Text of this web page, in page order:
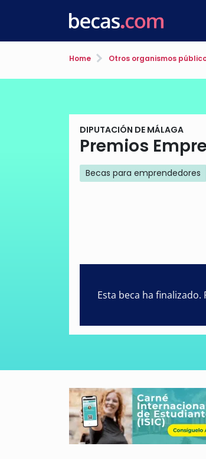
Home Otros organismos
DIPUTACIÓN DE MÁLAGA
Premios
Becas para emprendedores
Esta beca ha